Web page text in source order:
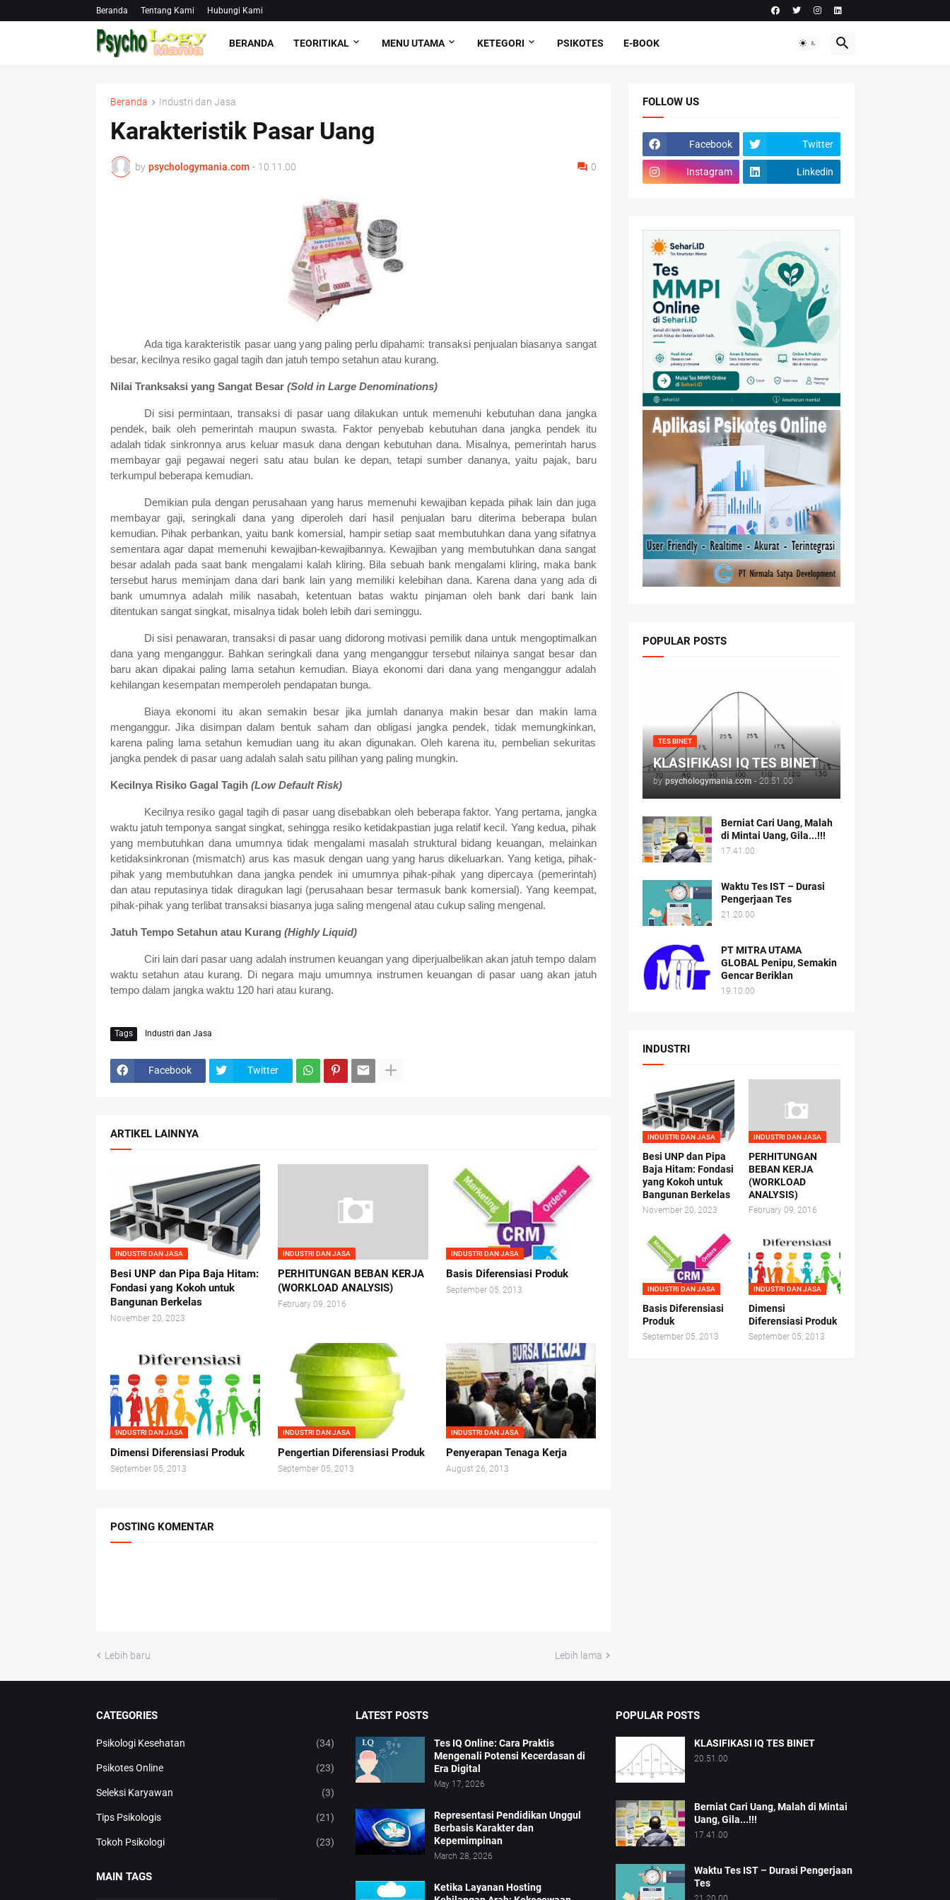
Beranda Tentang Kami Hubungi Kami
BERANDA TEORITIKAL MENU UTAMA KETEGORI PSIKOTES E-BOOK
Beranda Industri dan Jasa
Karakteristik Pasar Uang
by psychologymania.com - 10.11.00 0
Ada tiga karakteristik pasar uang yang paling perlu dipahami: transaksi penjualan biasanya sangat
besar, kecilnya resiko gagal tagih dan jatuh tempo setahun atau kurang.
Nilai Tranksaksi yang Sangat Besar (Sold in Large Denominations)
Di sisi permintaan, transaksi di pasar uang dilakukan untuk memenuhi kebutuhan dana jangka
pendek, baik oleh pemerintah maupun swasta. Faktor penyebab kebutuhan dana jangka pendek itu
adalah tidak sinkronnya arus keluar masuk dana dengan kebutuhan dana. Misalnya, pemerintah harus
membayar gaji pegawai negeri satu atau bulan ke depan, tetapi sumber dananya, yaitu pajak, baru
terkumpul beberapa kemudian.
Demikian pula dengan perusahaan yang harus memenuhi kewajiban kepada pihak lain dan juga
membayar gaji, seringkali dana yang diperoleh dari hasil penjualan baru diterima beberapa bulan
kemudian. Pihak perbankan, yaitu bank komersial, hampir setiap saat membutuhkan dana yang sifatnya
sementara agar dapat memenuhi kewajiban-kewajibannya. Kewajiban yang membutuhkan dana sangat
besar adalah pada saat bank mengalami kalah kliring. Bila sebuah bank mengalami kliring, maka bank
tersebut harus meminjam dana dari bank lain yang memiliki kelebihan dana. Karena dana yang ada di
bank umumnya adalah milik nasabah, ketentuan batas waktu pinjaman oleh bank dari bank lain
ditentukan sangat singkat, misalnya tidak boleh lebih dari seminggu.
Di sisi penawaran, transaksi di pasar uang didorong motivasi pemilik dana untuk mengoptimalkan
dana yang menganggur. Bahkan seringkali dana yang menganggur tersebut nilainya sangat besar dan
baru akan dipakai paling lama setahun kemudian. Biaya ekonomi dari dana yang menganggur adalah
kehilangan kesempatan memperoleh pendapatan bunga.
Biaya ekonomi itu akan semakin besar jika jumlah dananya makin besar dan makin lama
menganggur. Jika disimpan dalam bentuk saham dan obligasi jangka pendek, tidak memungkinkan,
karena paling lama setahun kemudian uang itu akan digunakan. Oleh karena itu, pembelian sekuritas
jangka pendek di pasar uang adalah salah satu pilihan yang paling mungkin.
Kecilnya Risiko Gagal Tagih(Low Default Risk)
Kecilnya resiko gagal tagih di pasar uang disebabkan oleh beberapa faktor. Yang pertama, jangka
waktu jatuh temponya sangat singkat, sehingga resiko ketidakpastian juga relatif kecil. Yang kedua, pihak
yang membutuhkan dana umumnya tidak mengalami masalah struktural bidang keuangan, melainkan
ketidaksinkronan (mismatch) arus kas masuk dengan uang yang harus dikeluarkan. Yang ketiga, pihak-
pihak yang membutuhkan dana jangka pendek ini umumnya pihak-pihak yang dipercaya (pemerintah)
dan atau reputasinya tidak diragukan lagi (perusahaan besar termasuk bank komersial). Yang keempat,
pihak-pihak yang terlibat transaksi biasanya juga saling mengenal atau cukup saling mengenal.
Jatuh Tempo Setahun atau Kurang (Highly Liquid)
Ciri lain dari pasar uang adalah instrumen keuangan yang diperjualbelikan akan jatuh tempo dalam
waktu setahun atau kurang. Di negara maju umumnya instrumen keuangan di pasar uang akan jatuh
tempo dalam jangka waktu 120 hari atau kurang.
Tags Industri dan Jasa
Facebook Twitter
ARTIKEL LAINNYA
INDUSTRI DAN JASA
Besi UNP dan Pipa Baja Hitam:
Fondasi yang Kokoh untuk
Bangunan Berkelas
November 20, 2023
INDUSTRI DAN JASA
PERHITUNGAN BEBAN KERJA
(WORKLOAD ANALYSIS)
February 09, 2016
INDUSTRI DAN JASA
Basis Diferensiasi Produk
September 05, 2013
INDUSTRI DAN JASA
Dimensi Diferensiasi Produk
September 05, 2013
INDUSTRI DAN JASA
Pengertian Diferensiasi Produk
September 05, 2013
INDUSTRI DAN JASA
Penyerapan Tenaga Kerja
August 26, 2013
POSTING KOMENTAR
Lebih baru Lebih lama
FOLLOW US
Facebook Twitter
Instagram Linkedin
POPULAR POSTS
TES BINET
KLASIFIKASI IQ TES BINET
by psychologymania.com - 20.51.00
Berniat Cari Uang, Malah
di Mintai Uang, Gila...!!!
17.41.00
Waktu Tes IST – Durasi
Pengerjaan Tes
21.20.00
PT MITRA UTAMA
GLOBAL Penipu, Semakin
Gencar Beriklan
19.10.00
INDUSTRI
INDUSTRI DAN JASA
Besi UNP dan Pipa
Baja Hitam: Fondasi
yang Kokoh untuk
Bangunan Berkelas
November 20, 2023
INDUSTRI DAN JASA
PERHITUNGAN
BEBAN KERJA
(WORKLOAD
ANALYSIS)
February 09, 2016
INDUSTRI DAN JASA
Basis Diferensiasi
Produk
September 05, 2013
INDUSTRI DAN JASA
Dimensi
Diferensiasi Produk
September 05, 2013
CATEGORIES
Psikologi Kesehatan (34)
Psikotes Online (23)
Seleksi Karyawan (3)
Tips Psikologis (21)
Tokoh Psikologi (23)
MAIN TAGS
LATEST POSTS
Tes IQ Online: Cara Praktis
Mengenali Potensi Kecerdasan di
Era Digital
May 17, 2026
Representasi Pendidikan Unggul
Berbasis Karakter dan
Kepemimpinan
March 28, 2026
Ketika Layanan Hosting
POPULAR POSTS
KLASIFIKASI IQ TES BINET
20.51.00
Berniat Cari Uang, Malah di Mintai
Uang, Gila...!!!
17.41.00
Waktu Tes IST – Durasi Pengerjaan
Tes